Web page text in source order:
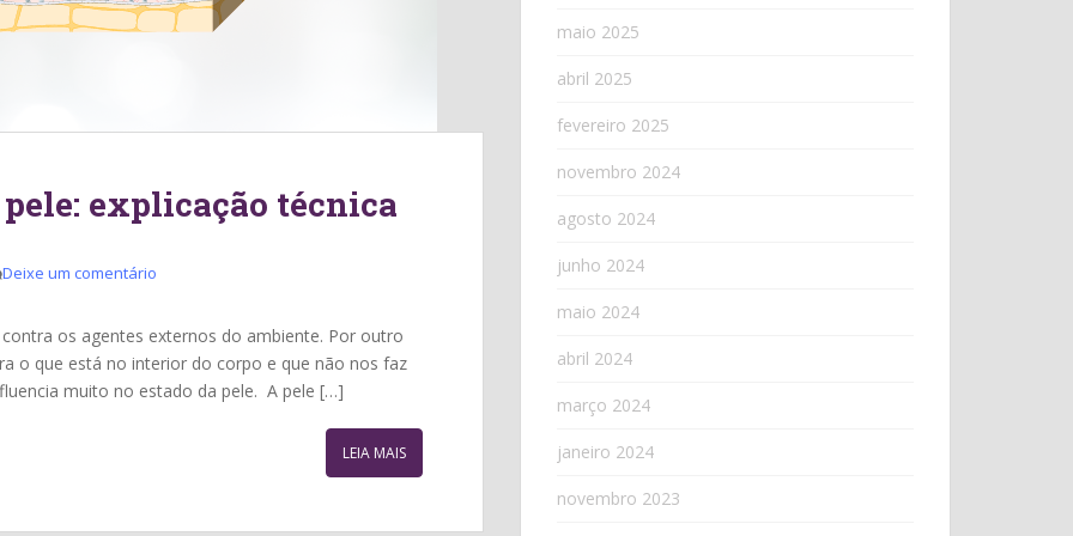
explicação técnica
Deixe um comentário
os agentes externos do ambiente. Por outro
o que está no interior do corpo e que não nos faz
muito no estado da pele. A pele […]
LEIA MAIS
maio 2025
abril 2025
fevereiro 2025
novembro 2024
agosto 2024
junho 2024
maio 2024
abril 2024
março 2024
janeiro 2024
novembro 2023